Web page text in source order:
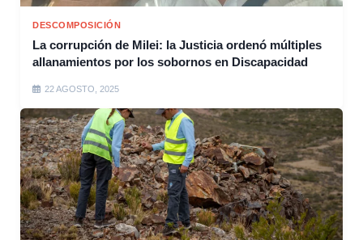
DESCOMPOSICIÓN
La corrupción de Milei: la Justicia ordenó múltiples
allanamientos por los sobornos en Discapacidad
22 AGOSTO, 2025